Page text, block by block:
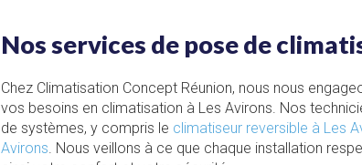
Nos services de pose de
Chez Climatisation Concept Réunion, nous nous
vos besoins en climatisation à Les Avirons. Nos
de systèmes, y compris le climatiseur reversible à Les
Avirons. Nous veillons à ce que chaque installation